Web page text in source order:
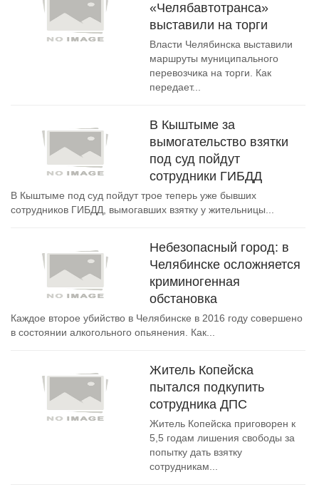
«Челябавтотранса»
выставили на торги
Власти Челябинска выставили
маршруты муниципального
перевозчика на торги. Как
передает...
В Кыштыме за
вымогательство взятки
под суд пойдут
сотрудники ГИБДД
В Кыштыме под суд пойдут трое теперь уже бывших
сотрудников ГИБДД, вымогавших взятку у жительницы...
Небезопасный город: в
Челябинске осложняется
криминогенная
обстановка
Каждое второе убийство в Челябинске в 2016 году совершено
в состоянии алкогольного опьянения. Как...
Житель Копейска
пытался подкупить
сотрудника ДПС
Житель Копейска приговорен к
5,5 годам лишения свободы за
попытку дать взятку
сотрудникам...